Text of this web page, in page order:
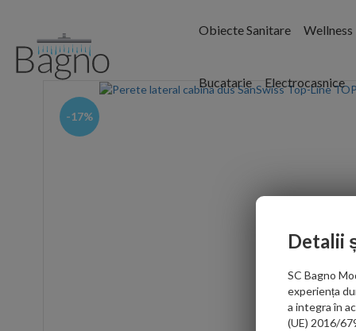
Obiecte Sanitare Wellness
Bucatarie Electrocasnice
-17%
Detalii
SC Bagno
experiența
a integra în
(UE) 2016/